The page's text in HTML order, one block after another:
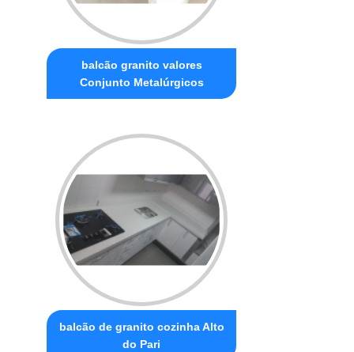
balcão granito valores
Conjunto Metalúrgicos
balcão de granito cozinha Alto
do Pari